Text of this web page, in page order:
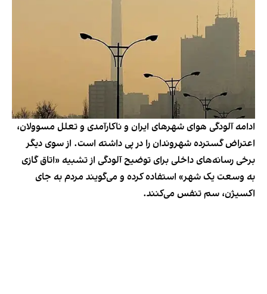
ادامه آلودگی هوای شهرهای ایران و ناکارآمدی و تعلل مسوولان،
اعتراض گسترده شهروندان را در پی داشته است. از سوی دیگر
برخی رسانه‌‌های داخلی برای توضیح آلودگی از تشبیه «اتاق گازی
به وسعت یک شهر» استفاده کرده و می‌گویند مردم به جای
اکسیژن، سم تنفس می‌کنند.